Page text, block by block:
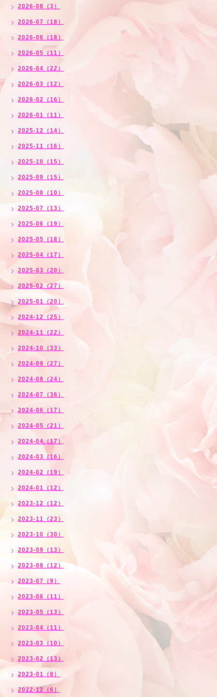
2026-08（3）
2026-07（18）
2026-06（18）
2026-05（11）
2026-04（22）
2026-03（12）
2026-02（16）
2026-01（11）
2025-12（14）
2025-11（16）
2025-10（15）
2025-09（15）
2025-08（10）
2025-07（13）
2025-06（19）
2025-05（18）
2025-04（17）
2025-03（20）
2025-02（27）
2025-01（20）
2024-12（25）
2024-11（22）
2024-10（33）
2024-09（27）
2024-08（24）
2024-07（36）
2024-06（17）
2024-05（21）
2024-04（17）
2024-03（16）
2024-02（19）
2024-01（12）
2023-12（12）
2023-11（23）
2023-10（30）
2023-09（13）
2023-08（12）
2023-07（9）
2023-06（11）
2023-05（13）
2023-04（11）
2023-03（10）
2023-02（13）
2023-01（8）
2022-12（6）